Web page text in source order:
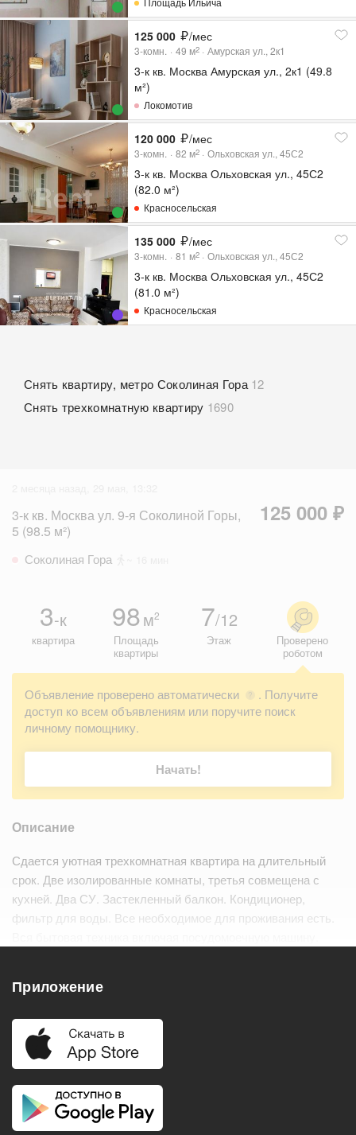
125 000 /мес
3-комн. 49 м2 Амурская ул., 2к1
3-к кв. Москва Амурская ул., 2к1 (49.8
м²)
Локомотив
120 000 /мес
3-комн. 82 м2 Ольховская ул., 45С2
3-к кв. Москва Ольховская ул., 45С2
(82.0 м²)
Красносельская
135 000 /мес
3-комн. 81 м2 Ольховская ул., 45С2
3-к кв. Москва Ольховская ул., 45С2
(81.0 м²)
Красносельская
Снять квартиру, метро Соколиная Гора 12
Снять трехкомнатную квартиру 1690
3-к кв. Москва ул. 9-я Соколиной Горы,
5 (98.5 м²)
125 000 ₽
Соколиная Гора
3-к
квартира
98м2
Площадь
квартиры
7/12
Этаж
Проверено
роботом
Объявление проверено автоматически ?
. Получите
доступ ко всем объявлениям или поручите поиск
личному помощнику.
Начать!
Описание
Сдается уютная трехкомнатная квартира на длительный
срок. Две изолированные комнаты, третья совмещена с
кухней. Два СУ. Застекленный балкон. Кондиционер,
фильтр для воды. Все необходимое для проживания есть.
Удобства
Балкон
Телевизор
Приложение